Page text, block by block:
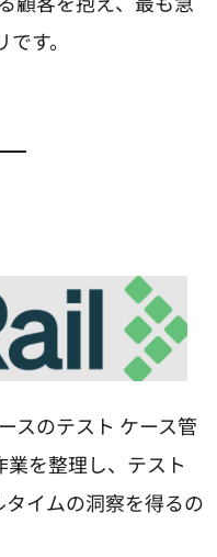
す。
スのテスト ケース管
を整理し、テスト
イムの洞察を得るの